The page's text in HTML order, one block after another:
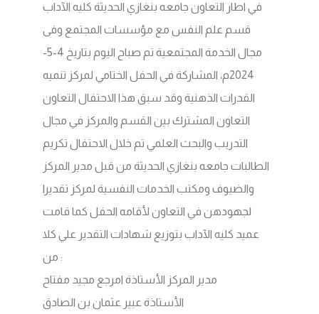
في اطار التعاون جامعه بنغازي الحديثة كليه الآداب
قسم علم النفس مع مؤسسات المجتمع وفى
مجال الخدمة المجتمعية تم صباح اليوم بتاريخ 4-5-
2024م، المشاركة في الحفل الختامي لمركز تنميه
القدرات الذهنية وقد سبق هذا الاحتفال التعاون
التعاون المشترك بين القسم والمركز في مجال
التدريب والبحث العلمي تم خلال الاحتفال تكريم
الطالبات جامعه بنغازي الحديثة من قبل مدير المركز
والضيوف ومكتب الخدمات النفسية لمركز تقديرا
لجهودهن في التعاون لأقامه الحفل كما قامت
عميد كليه الآداب بتوزيع شهادات التقدير علي كلا
من :
مدير المركز الأستاذة امرجع مجيد مفتاح
الأستاذة عبير عثمان بن الصادق